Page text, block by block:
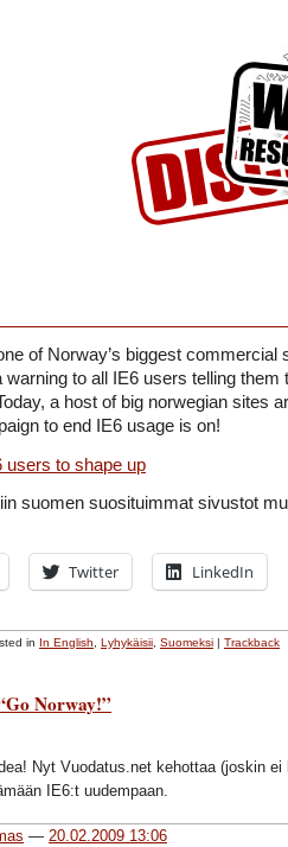
of Norway’s biggest commercial
warning to all IE6 users telling them
a host of big norwegian sites
to end IE6 usage is on!
users to shape up
suomen suosituimmat sivustot
Twitter LinkedIn
in In English Lyhykäisii Suomeksi | Trackback
Norway!”
Nyt Vuodatus.net kehottaa (joskin
IE6:t uudempaan.
— 20.02.2009 13:06